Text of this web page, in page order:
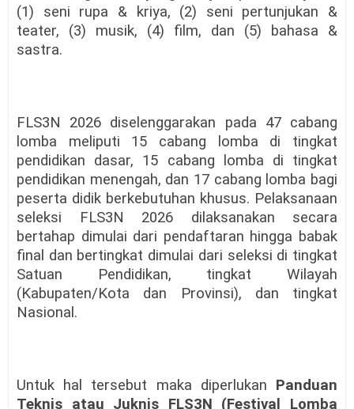
(1) seni rupa & kriya, (2) seni pertunjukan &
teater, (3) musik, (4) film, dan (5) bahasa &
sastra.
FLS3N 2026 diselenggarakan pada 47 cabang
lomba meliputi 15 cabang lomba di tingkat
pendidikan dasar, 15 cabang lomba di tingkat
pendidikan menengah, dan 17 cabang lomba bagi
peserta didik berkebutuhan khusus. Pelaksanaan
seleksi FLS3N 2026 dilaksanakan secara
bertahap dimulai dari pendaftaran hingga babak
final dan bertingkat dimulai dari seleksi di tingkat
Satuan Pendidikan, tingkat Wilayah
(Kabupaten/Kota dan Provinsi), dan tingkat
Nasional.
Untuk hal tersebut maka diperlukan Panduan
Teknis atau Juknis FLS3N (Festival Lomba